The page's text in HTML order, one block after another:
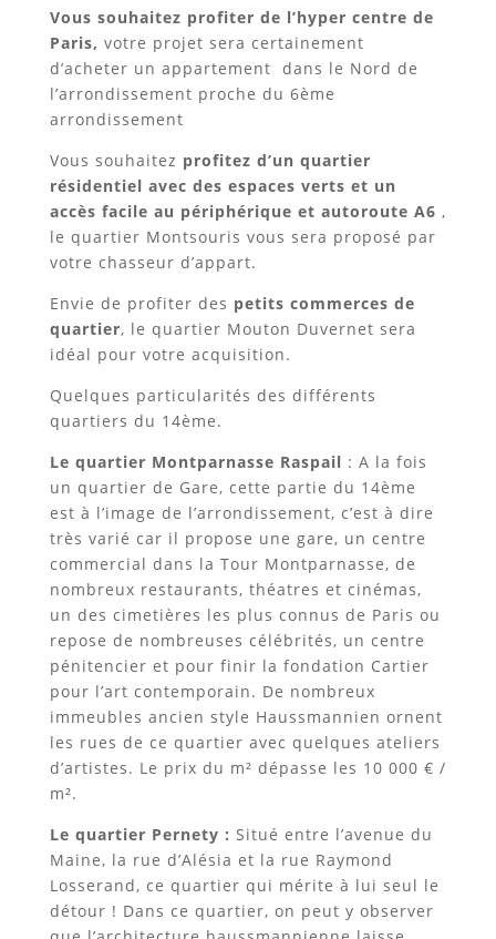
Vous souhaitez profiter de l’hyper centre de
Paris, votre projet sera certainement
d’acheter un appartement dans le Nord de
l’arrondissement proche du 6ème
arrondissement
Vous souhaitez profitez d’un quartier
résidentiel avec des espaces verts et un
accès facile au périphérique et autoroute A6 ,
le quartier Montsouris vous sera proposé par
votre chasseur d’appart.
Envie de profiter des petits commerces de
quartier, le quartier Mouton Duvernet sera
idéal pour votre acquisition.
Quelques particularités des différents
quartiers du 14ème.
Le quartier Montparnasse Raspail : A la fois
un quartier de Gare, cette partie du 14ème
est à l’image de l’arrondissement, c’est à dire
très varié car il propose une gare, un centre
commercial dans la Tour Montparnasse, de
nombreux restaurants, théatres et cinémas,
un des cimetières les plus connus de Paris ou
repose de nombreuses célébrités, un centre
pénitencier et pour finir la fondation Cartier
pour l’art contemporain. De nombreux
immeubles ancien style Haussmannien ornent
les rues de ce quartier avec quelques ateliers
d’artistes. Le prix du m² dépasse les 10 000 € /
m².
Le quartier Pernety : Situé entre l’avenue du
Maine, la rue d’Alésia et la rue Raymond
Losserand, ce quartier qui mérite à lui seul le
détour ! Dans ce quartier, on peut y observer